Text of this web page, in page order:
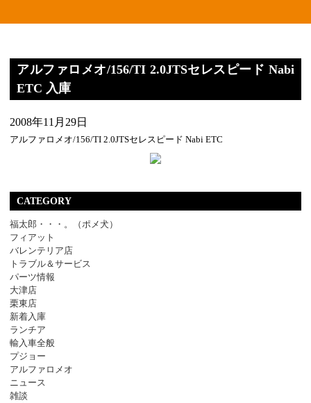
アルファロメオ/156/TI 2.0JTSセレスピード Nabi
ETC 入庫
2008年11月29日
アルファロメオ/156/TI 2.0JTSセレスピード Nabi ETC
CATEGORY
福太郎・・・。（ポメ犬）
フィアット
バレンテリア店
トラブル＆サービス
パーツ情報
大津店
栗東店
新着入庫
ランチア
輸入車全般
プジョー
アルファロメオ
ニュース
雑談